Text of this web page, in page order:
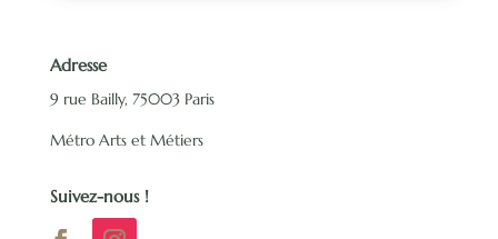
Adresse
9 rue Bailly, 75003 Paris
Métro Arts et Métiers
Suivez-nous !